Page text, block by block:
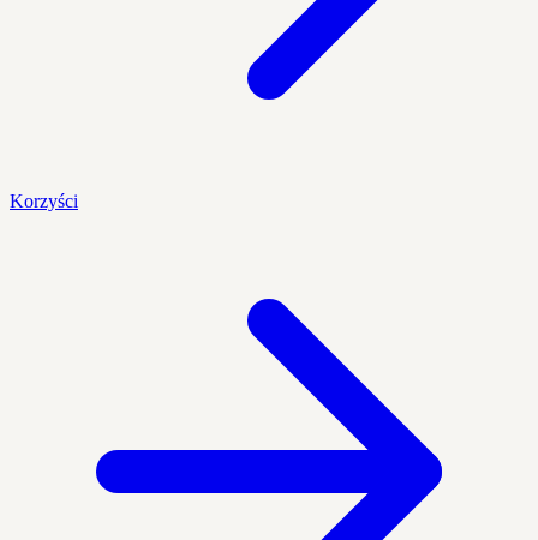
Korzyści